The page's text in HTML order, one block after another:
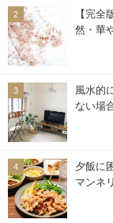
【完
然・華
風水的
ない場
夕飯に
マンネ